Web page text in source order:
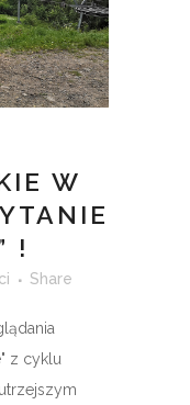
W
!
Share
z cyklu